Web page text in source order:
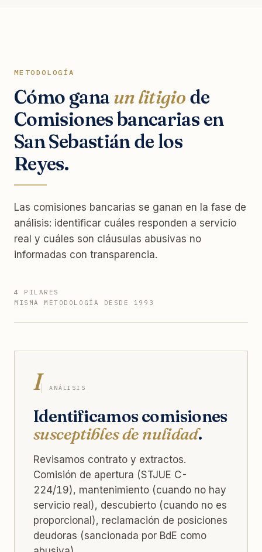
METODOLOGÍA
Cómo gana un litigio de
Comisiones bancarias en
San Sebastián de los
Reyes.
Las comisiones bancarias se ganan en la fase de
análisis: identificar cuáles responden a servicio
real y cuáles son cláusulas abusivas no
informadas con transparencia.
4 PILARES
MISMA METODOLOGÍA DESDE 1993
I ANÁLISIS
Identificamos comisiones
susceptibles de nulidad.
Revisamos contrato y extractos.
Comisión de apertura (STJUE C-
224/19), mantenimiento (cuando no hay
servicio real), descubierto (cuando no es
proporcional), reclamación de posiciones
deudoras (sancionada por BdE como